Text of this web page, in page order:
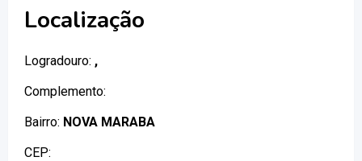
Localização
Logradouro: ,
Complemento:
Bairro: NOVA MARABA
CEP: